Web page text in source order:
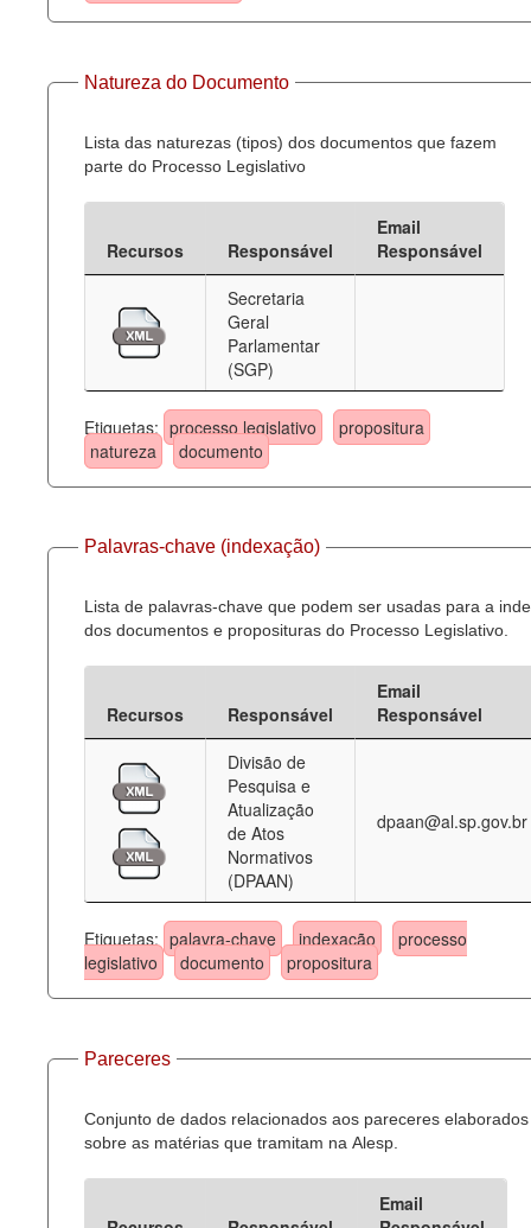
Natureza do Documento
Lista das naturezas (tipos) dos documentos que fazem
parte do Processo Legislativo
Recursos Responsável
Email
Responsável
Secretaria
Geral
Parlamentar
(SGP)
Etiquetas: processo legislativo
propositura
natureza
documento
Palavras-chave (indexação)
Lista de palavras-chave que podem ser usadas para a
dos documentos e proposituras do Processo Legislativo.
Recursos Responsável
Email
Responsável
Divisão de
Pesquisa e
Atualização
de Atos
Normativos
(DPAAN)
dpaan@al.sp.gov.br
Etiquetas: palavra-chave indexação
processo
legislativo
documento propositura
Pareceres
Conjunto de dados relacionados aos pareceres elaborados
sobre as matérias que tramitam na Alesp.
Email